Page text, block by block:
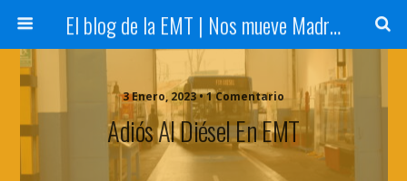
El blog de la EMT | Nos mueve Madrid
3 Enero, 2023 • 1 Comentario
Adiós Al Diésel En EMT